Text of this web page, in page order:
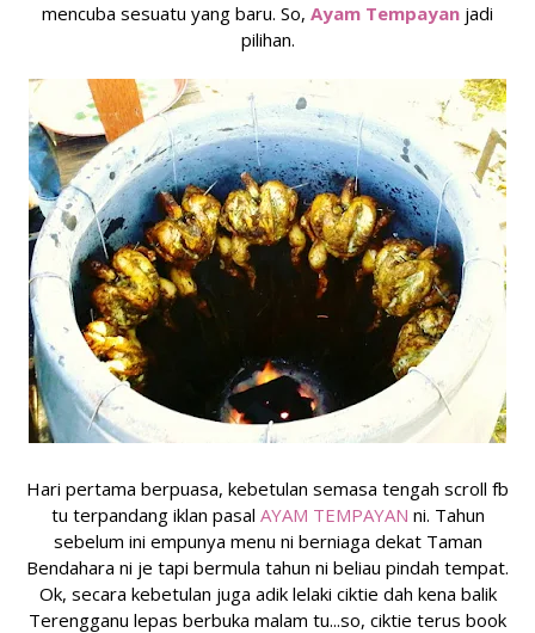
mencuba sesuatu yang baru. So, Ayam Tempayan jadi
pilihan.
Hari pertama berpuasa, kebetulan semasa tengah scroll fb
tu terpandang iklan pasal AYAM TEMPAYAN ni. Tahun
sebelum ini empunya menu ni berniaga dekat Taman
Bendahara ni je tapi bermula tahun ni beliau pindah tempat.
Ok, secara kebetulan juga adik lelaki ciktie dah kena balik
Terengganu lepas berbuka malam tu...so, ciktie terus book